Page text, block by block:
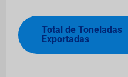
Total de Toneladas
Exportadas